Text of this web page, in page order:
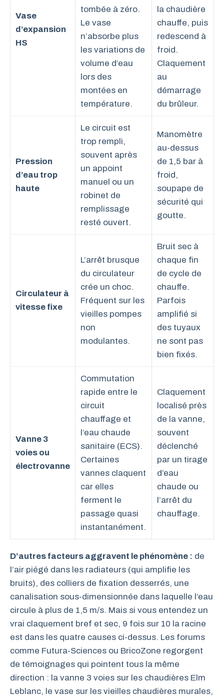
Vase
d’expansion
HS
tombée à zéro.
Le vase
n’absorbe plus
les variations de
volume d’eau
lors des
montées en
température.
la chaudière
chauffe, puis
redescend à
froid.
Claquement
au
démarrage
du brûleur.
Pression
d’eau trop
haute
Le circuit est
trop rempli,
souvent après
un appoint
manuel ou un
robinet de
remplissage
resté ouvert.
Manomètre
au-dessus
de 1,5 bar à
froid,
soupape de
sécurité qui
goutte.
Circulateur à
vitesse fixe
L’arrêt brusque
du circulateur
crée un choc.
Fréquent sur les
vieilles pompes
non
modulantes.
Bruit sec à
chaque fin
de cycle de
chauffe.
Parfois
amplifié si
des tuyaux
ne sont pas
bien fixés.
Vanne 3
voies ou
électrovanne
Commutation
rapide entre le
circuit
chauffage et
l’eau chaude
sanitaire (ECS).
Certaines
vannes claquent
car elles
ferment le
passage quasi
instantanément.
Claquement
localisé près
de la vanne,
souvent
déclenché
par un tirage
d’eau
chaude ou
l’arrêt du
chauffage.
D’autres facteurs aggravent le phénomène : de
l’air piégé dans les radiateurs (qui amplifie les
bruits), des colliers de fixation desserrés, une
canalisation sous-dimensionnée dans laquelle l’eau
circule à plus de 1,5 m/s. Mais si vous entendez un
vrai claquement bref et sec, 9 fois sur 10 la racine
est dans les quatre causes ci-dessus. Les forums
comme Futura-Sciences ou BricoZone regorgent
de témoignages qui pointent tous la même
direction : la vanne 3 voies sur les chaudières Elm
Leblanc, le vase sur les vieilles chaudières murales,